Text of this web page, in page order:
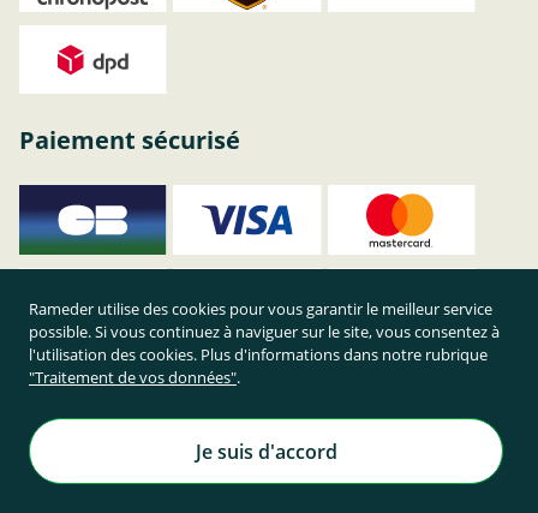
Paiement sécurisé
Achetez en toute sécurité sur Rameder !
Rameder utilise des cookies pour vous garantir le meilleur service
possible. Si vous continuez à naviguer sur le site, vous consentez à
l'utilisation des cookies. Plus d'informations dans notre rubrique
"Traitement de vos données".
Je suis d'accord